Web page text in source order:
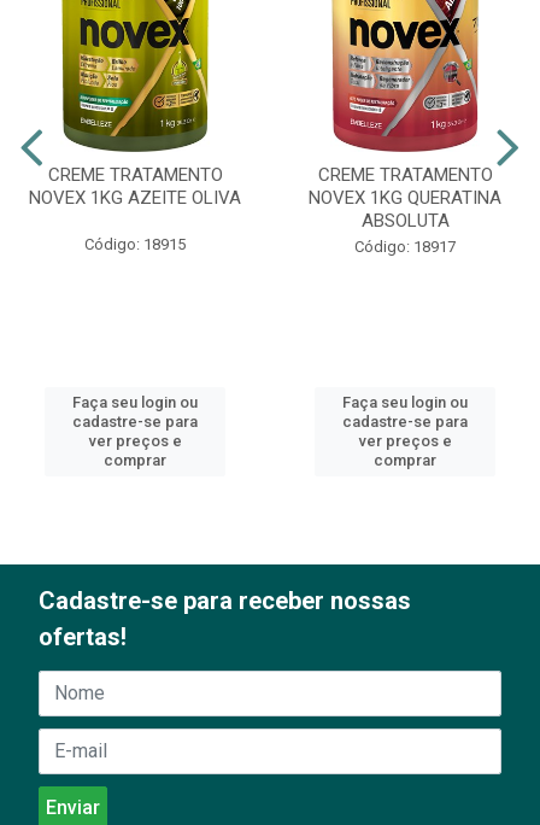
CREME TRATAMENTO
NOVEX 1KG AZEITE OLIVA
Código: 18915
Faça seu login ou
cadastre-se para
ver preços e
comprar
CREME TRATAMENTO
NOVEX 1KG QUERATINA
ABSOLUTA
Código: 18917
Faça seu login ou
cadastre-se para
ver preços e
comprar
Cadastre-se para receber nossas
ofertas!